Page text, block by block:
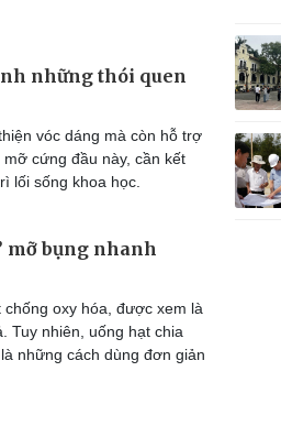
những thói quen
vóc dáng mà còn hỗ trợ
cứng đầu này, cần kết
lối sống khoa học.
mỡ bụng nhanh
oxy hóa, được xem là
Tuy nhiên, uống hạt chia
những cách dùng đơn giản